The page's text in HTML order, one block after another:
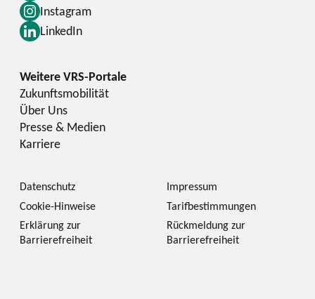
Instagram
LinkedIn
Zukunftsmobilität
Über Uns
Presse & Medien
Karriere
Datenschutz
Impressum
Cookie-Hinweise
Tarifbestimmungen
Erklärung zur
Barrierefreiheit
Rückmeldung zur
Barrierefreiheit